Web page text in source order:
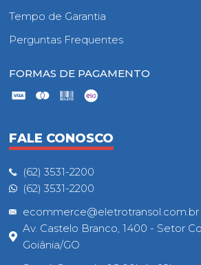
Tempo de Garantia
Perguntas Frequentes
FORMAS DE PAGAMENTO
FALE CONOSCO
(62) 3531-2200
(62) 3531-2200
ecommerce@eletrotransol.com.br
Av. Castelo Branco, 1400 - Setor
Goiânia/GO